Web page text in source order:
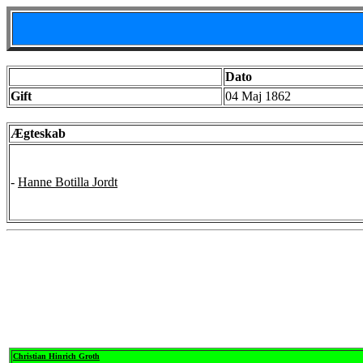
Dato
Gift
04 Maj 1862
Ægteskab
- Hanne Botilla Jordt
Christian Hinrich Groth